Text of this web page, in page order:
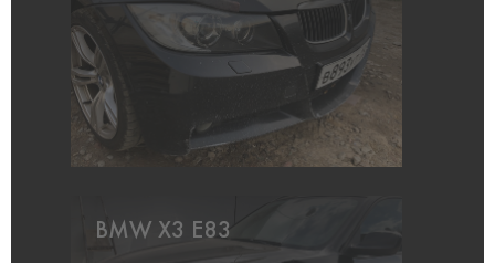
BMW X3 E83